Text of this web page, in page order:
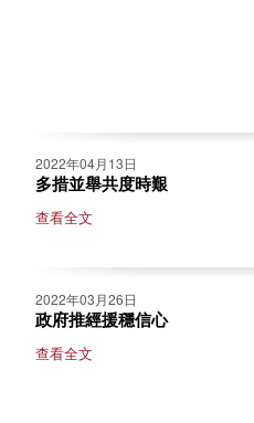
2022年04月13日
多措並舉共度時艱
查看全文
2022年03月26日
政府推經援穩信心
查看全文